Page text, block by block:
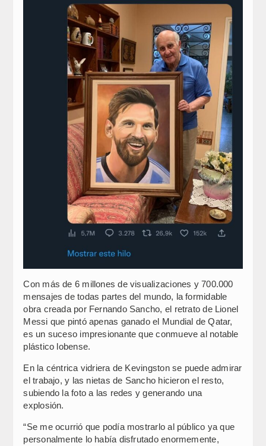
Con más de 6 millones de visualizaciones y 700.000
mensajes de todas partes del mundo, la formidable
obra creada por Fernando Sancho, el retrato de Lionel
Messi que pintó apenas ganado el Mundial de Qatar,
es un suceso impresionante que conmueve al notable
plástico lobense.
En la céntrica vidriera de Kevingston se puede admirar
el trabajo, y las nietas de Sancho hicieron el resto,
subiendo la foto a las redes y generando una
explosión.
“Se me ocurrió que podía mostrarlo al público ya que
personalmente lo había disfrutado enormemente,